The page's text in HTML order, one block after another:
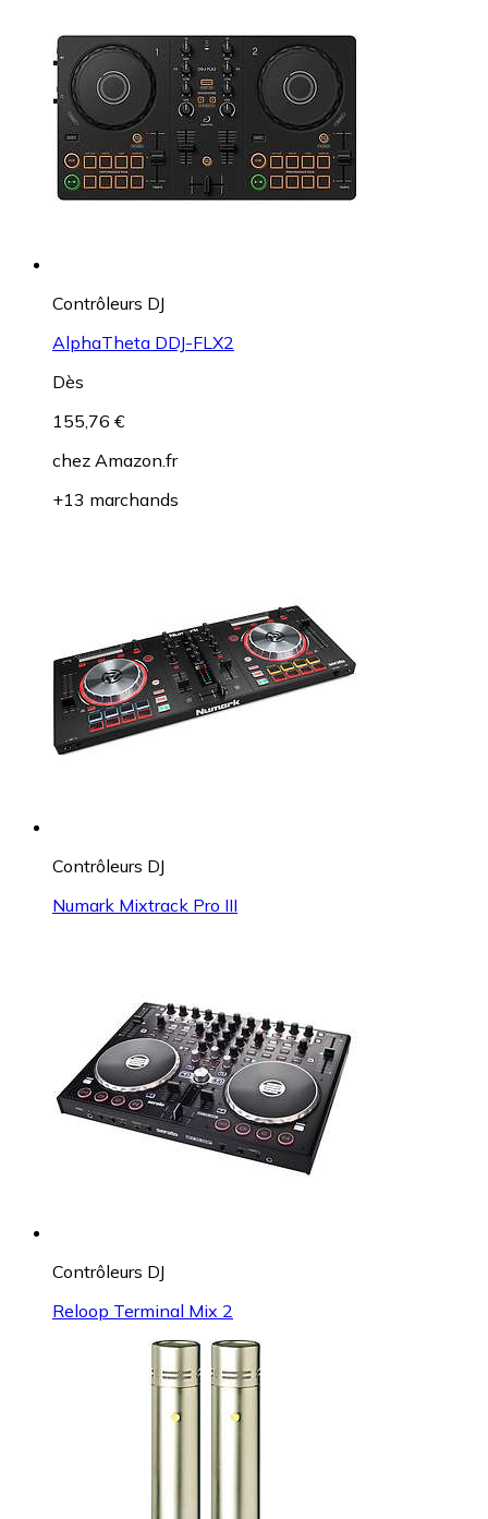
Contrôleurs DJ
AlphaTheta DDJ-FLX2
Dès
155,76 €
chez Amazon.fr
+13 marchands
Contrôleurs DJ
Numark Mixtrack Pro III
Contrôleurs DJ
Reloop Terminal Mix 2